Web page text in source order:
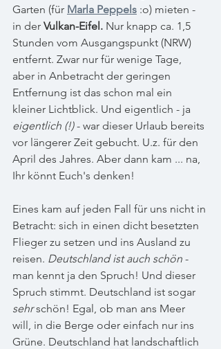
Garten (für Marla Peppels :o) mieten -
in der Vulkan-Eifel. Nur knapp ca. 1,5
Stunden vom Ausgangspunkt (NRW)
entfernt. Zwar nur für wenige Tage,
aber in Anbetracht der geringen
Entfernung ist das schon mal ein
kleiner Lichtblick. Und eigentlich - ja
eigentlich (!) - war dieser Urlaub bereits
vor längerer Zeit gebucht. U.z. für den
April des Jahres. Aber dann kam ... na,
Ihr könnt Euch's denken!
Eines kam auf jeden Fall für uns nicht in
Betracht: sich in einen dicht besetzten
Flieger zu setzen und ins Ausland zu
reisen. Deutschland ist auch schön -
man kennt ja den Spruch! Und dieser
Spruch stimmt. Deutschland ist sogar
sehr schön! Egal, ob man ans Meer
will, in die Berge oder einfach nur ins
Grüne. Deutschland hat landschaftlich